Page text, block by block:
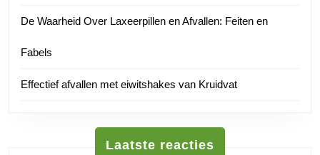
De Waarheid Over Laxeerpillen en Afvallen: Feiten en
Fabels
Effectief afvallen met eiwitshakes van Kruidvat
Laatste reacties